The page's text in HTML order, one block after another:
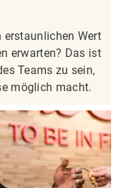
erstaunlichen Wert
erwarten? Das ist
Teams zu sein,
möglich macht.